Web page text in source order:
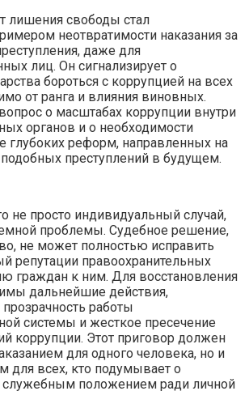
лишения свободы стал
неотвратимости наказания за
даже для
лиц. Он сигнализирует о
бороться с коррупцией на всех
от ранга и влияния виновных.
о масштабах коррупции внутри
органов и о необходимости
глубоких реформ, направленных на
преступлений в будущем.
не просто индивидуальный случай,
проблемы. Судебное решение,
не может полностью исправить
репутации правоохранительных
граждан к ним. Для восстановления
дальнейшие действия,
работы
системы и жесткое пресечение
коррупции. Этот приговор должен
для одного человека, но и
для всех, кто подумывает о
служебным положением ради личной